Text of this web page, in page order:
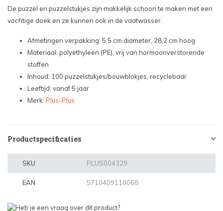
De puzzel en puzzelstukjes zijn makkelijk schoon te maken met een
vochtige doek en ze kunnen ook in de vaatwasser.
Afmetingen verpakking: 5,5 cm diameter, 28,2 cm hoog
Materiaal: polyethyleen (PE), vrij van hormoonverstorende
stoffen
Inhoud: 100 puzzelstukjes/bouwblokjes, recyclebaar
Leeftijd: vanaf 5 jaar
Merk: Plus-Plus
Productspecificaties
SKU PLUS004329
EAN 5710409110068